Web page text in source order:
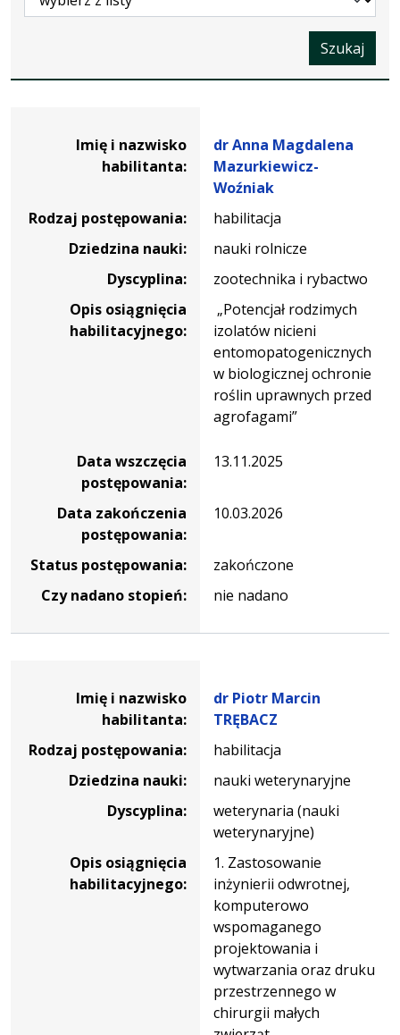
Szukaj
Imię i nazwisko
habilitanta:
dr Anna Magdalena
Mazurkiewicz-
Woźniak
Rodzaj postępowania:
habilitacja
Dziedzina nauki:
nauki rolnicze
Dyscyplina:
zootechnika i rybactwo
Opis osiągnięcia
habilitacyjnego:
„Potencjał rodzimych
izolatów nicieni
entomopatogenicznych
w biologicznej ochronie
roślin uprawnych przed
agrofagami”
Data wszczęcia
postępowania:
13.11.2025
Data zakończenia
postępowania:
10.03.2026
Status postępowania:
zakończone
Czy nadano stopień:
nie nadano
Imię i nazwisko
habilitanta:
dr Piotr Marcin
TRĘBACZ
Rodzaj postępowania:
habilitacja
Dziedzina nauki:
nauki weterynaryjne
Dyscyplina:
weterynaria (nauki
weterynaryjne)
Opis osiągnięcia
habilitacyjnego:
1. Zastosowanie
inżynierii odwrotnej,
komputerowo
wspomaganego
projektowania i
wytwarzania oraz druku
przestrzennego w
chirurgii małych